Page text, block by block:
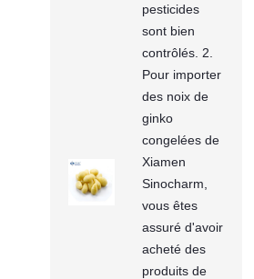
pesticides
sont bien
contrôlés. 2.
Pour importer
des noix de
ginko
congelées de
Xiamen
Sinocharm,
vous êtes
assuré d'avoir
acheté des
produits de